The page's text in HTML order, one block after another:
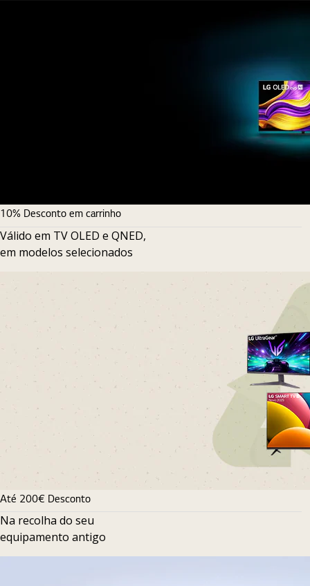
10% Desconto em carrinho
Válido em TV OLED e QNED,
em modelos selecionados
Até 200€ Desconto
Na recolha do seu
equipamento antigo